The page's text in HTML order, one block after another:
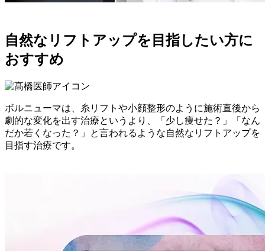
自然なリフトアップを目指したい方に
おすすめ
ボルニューマは、糸リフトや小顔整形のように施術直後から
劇的な変化を出す治療というより、「少し痩せた？」「なん
だか若くなった？」と言われるような自然なリフトアップを
目指す治療です。